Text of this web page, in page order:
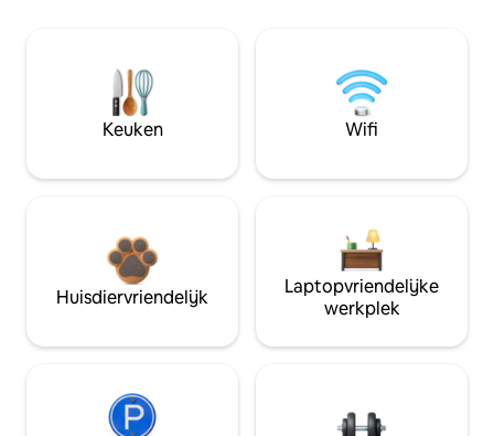
Keuken Wifi
Huisdiervriendelijk
Laptopvriendelijke
werkplek